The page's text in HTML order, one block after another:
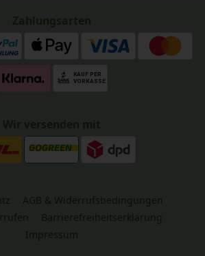
Zahlungsarten
Wir versenden mit